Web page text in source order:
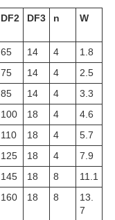
DF2 DF3 n W
65 14 4
1.8
75 14 4
2.5
85 14 4
3.3
100 18 4
4.6
110 18 4
5.7
125 18 4
7.9
145 18 8
11.1
160 18 8
13.
7